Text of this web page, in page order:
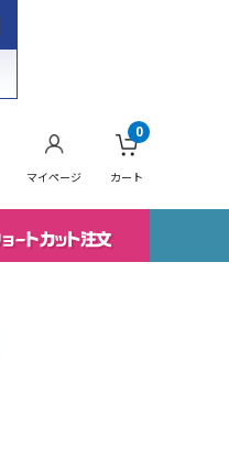
マイページ カート
0